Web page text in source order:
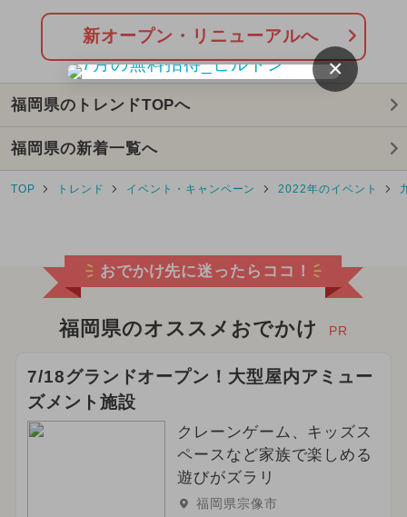
2025年3月のイベント
2025年4月のイベント
2024年9月のイベント
2024年11月のイベント
2025年5月のイベント
2024年8月のイベント
2024年12月のイベント
2025年9月のイベント
2024年10月のイベント
2025年1月のイベント
2025年2月のイベント
新オープン・リニューアルへ
福岡県のトレンドTOPへ
福岡県の新着一覧へ
TOP トレンド イベント・キャンペーン 2022年のイベント
おでかけ先に迷ったらココ！
福岡県のオススメおでかけ PR
7/18グランドオープン！大型屋内アミュー
ズメント施設
クレーンゲーム、キッズス
ペースなど家族で楽しめる
遊びがズラリ
福岡県宗像市
×